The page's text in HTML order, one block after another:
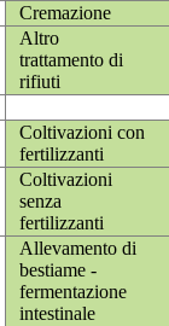
Cremazione
Altro
trattamento di
rifiuti
Coltivazioni con
fertilizzanti
Coltivazioni
senza
fertilizzanti
Allevamento di
bestiame -
fermentazione
intestinale